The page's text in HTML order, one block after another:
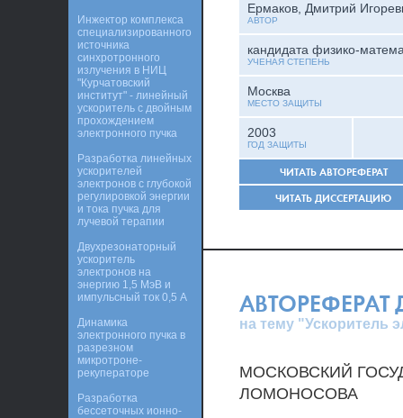
Ермаков, Дмитрий
АВТОР
кандидата физико-
УЧЕНАЯ СТЕПЕНЬ
Москва
МЕСТО ЗАЩИТЫ
2003
ГОД ЗАЩИТЫ
ЧИТАТЬ АВТОРЕФЕРАТ
ЧИТАТЬ ДИССЕРТАЦИЮ
АВТОРЕФЕРАТ
на тему "Ускоритель
МОСКОВСКИЙ
ЛОМОНОСОВА
Инжектор комплекса
специализированного
источника
синхротронного
излучения в НИЦ
"Курчатовский
институт" - линейный
ускоритель с двойным
прохождением
электронного пучка
Разработка линейных
ускорителей
электронов с глубокой
регулировкой энергии
и тока пучка для
лучевой терапии
Двухрезонаторный
ускоритель
электронов на
энергию 1,5 МэВ и
импульсный ток 0,5 А
Динамика
электронного пучка в
разрезном
микротроне-
рекуператоре
Разработка
бессеточных ионно-